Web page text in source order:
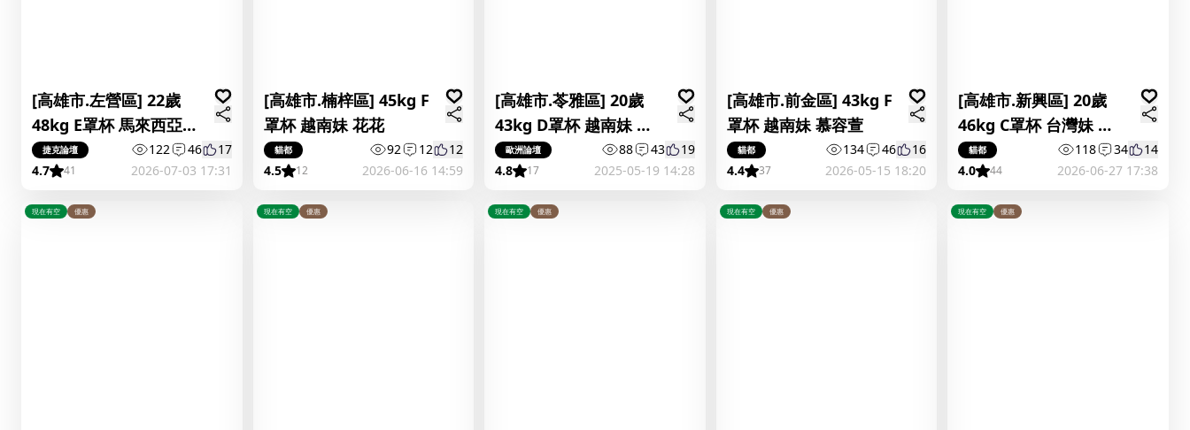
[高雄市.左營區] 22歲
48kg E罩杯 馬來西亞
妹 夏芝
捷克論壇 122 46
17
4.7
41 2026-07-03 17:31
[高雄市.楠梓區] 45kg F
罩杯 越南妹 花花
貓都 92 12
12
4.5
12 2026-06-16 14:59
[高雄市.苓雅區] 20歲
43kg D罩杯 越南妹 權
喜原
歐洲論壇 88 43
19
4.8
17 2025-05-19 14:28
[高雄市.前金區] 43kg F
罩杯 越南妹 慕容萱
貓都 134 46
16
4.4
37 2026-05-15 18:20
[高雄市.新興區] 20歲
46kg C罩杯 台灣妹 小
荳荳
貓都 118 34
14
4.0
44 2026-06-27 17:38
現在有空 優惠 現在有空 優惠 現在有空 優惠 現在有空 優惠 現在有空 優惠